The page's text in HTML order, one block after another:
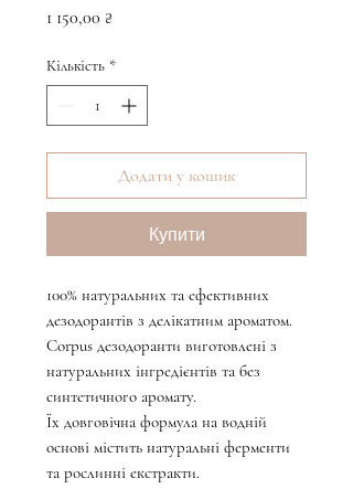
1 150,00 ₴
Кількість *
Додати у кошик
Купити
100% натуральних та ефективних
дезодорантів з делікатним ароматом.
Corpus дезодоранти виготовлені з
натуральних інгредієнтів та без
синтетичного аромату.
Їх довговічна формула на водній
основі містить натуральні ферменти
та рослинні екстракти.